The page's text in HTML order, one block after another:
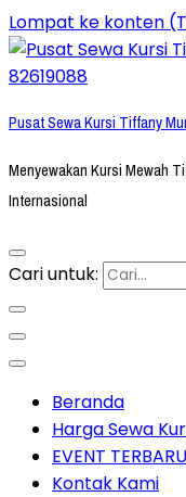
Lompat ke konten
Pusat Sewa Kursi Tiffany
Menyewakan Kursi Mewah
Internasional
Cari untuk:
Beranda
Harga Sewa
EVENT TERBARU
Kontak Kami